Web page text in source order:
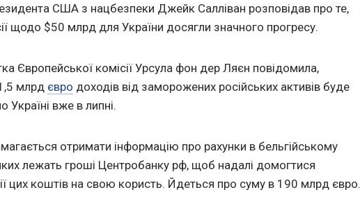
США з нацбезпеки Джейк Салліван розповідав про те,
щодо $50 млрд для України досягли значного прогресу.
Європейської комісії Урсула фон дер Ляєн повідомила,
млрд євро доходів від заморожених російських активів буде
Україні вже в липні.
отримати інформацію про рахунки в бельгійському
лежать гроші Центробанку рф, щоб надалі домогтися
цих коштів на свою користь. Йдеться про суму в 190 млрд євро.